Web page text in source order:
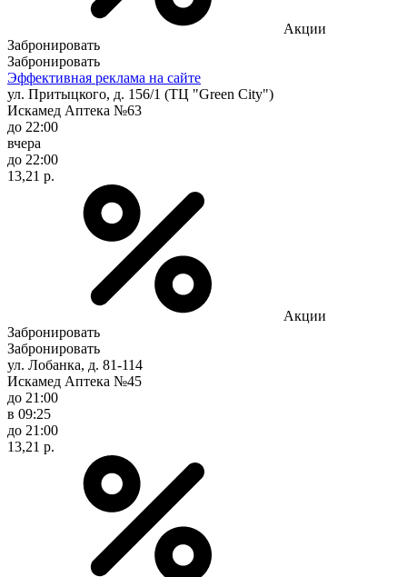
Акции
Забронировать
Забронировать
Эффективная реклама на сайте
ул. Притыцкого, д. 156/1 (ТЦ "Green City")
Искамед Аптека №63
до 22:00
вчера
до 22:00
13,21 р.
Акции
Забронировать
Забронировать
ул. Лобанка, д. 81-114
Искамед Аптека №45
до 21:00
в 09:25
до 21:00
13,21 р.